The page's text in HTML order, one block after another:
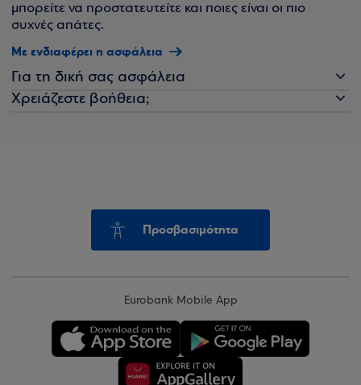
μπορείτε να προστατευτείτε και ποιες είναι οι πιο
συχνές απάτες.
Με ενδιαφέρει η ασφάλεια
Για τη δική σας ασφάλεια
Χρειάζεστε βοήθεια;
Προσβασιμότητα
Eurobank Mobile App